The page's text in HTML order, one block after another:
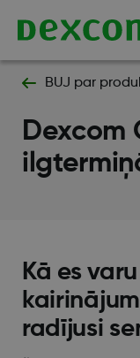
BUJ par
Dexcom
Kā es
radījusi